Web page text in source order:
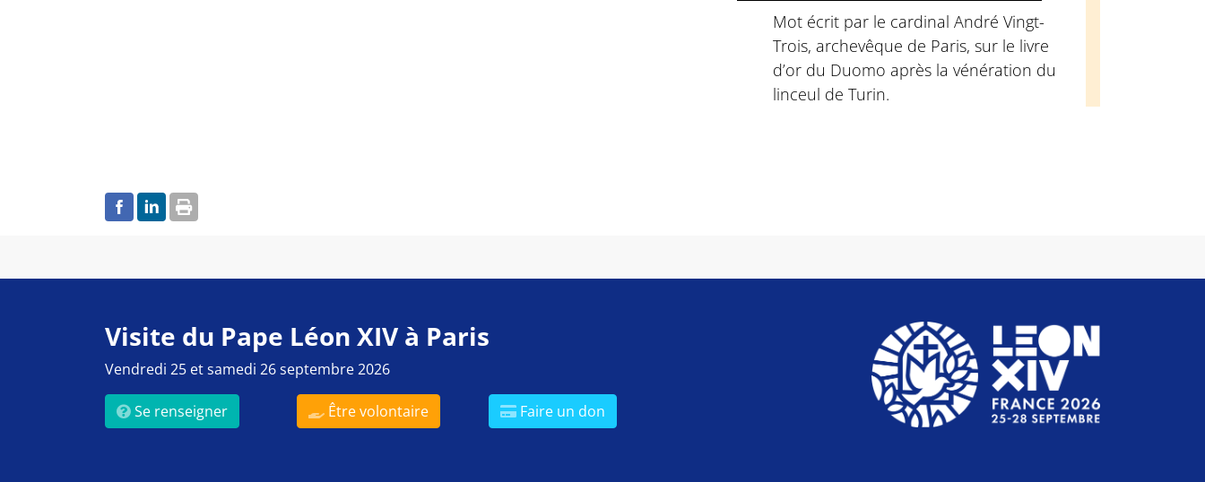
Mot écrit par le cardinal André Vingt-
Trois, archevêque de Paris, sur le livre
d’or du Duomo après la vénération du
linceul de Turin.
Visite du Pape Léon XIV à Paris
Vendredi 25 et samedi 26 septembre 2026
Se renseigner Être volontaire Faire un don